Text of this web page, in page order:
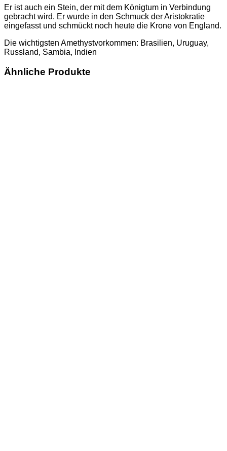
Er ist auch ein Stein, der mit dem Königtum in Verbindung
gebracht wird. Er wurde in den Schmuck der Aristokratie
eingefasst und schmückt noch heute die Krone von England.
Die wichtigsten Amethystvorkommen: Brasilien, Uruguay,
Russland, Sambia, Indien
Ähnliche Produkte